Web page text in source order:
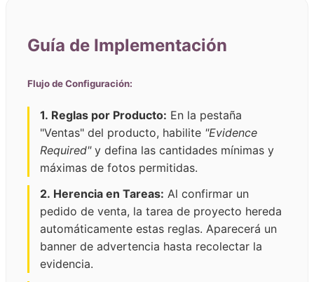
Guía de Implementación
Flujo de Configuración:
1. Reglas por Producto: En la pestaña
"Ventas" del producto, habilite "Evidence
Required"y defina las cantidades mínimas y
máximas de fotos permitidas.
2. Herencia en Tareas: Al confirmar un
pedido de venta, la tarea de proyecto hereda
automáticamente estas reglas. Aparecerá un
banner de advertencia hasta recolectar la
evidencia.